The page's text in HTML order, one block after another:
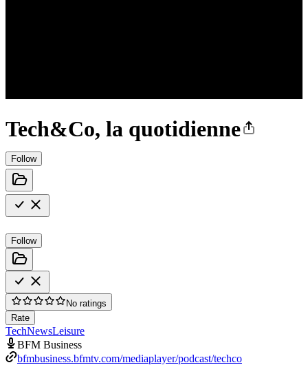
Tech&Co, la quotidienne
Follow
Follow
No ratings
Rate
TechNewsLeisure
BFM Business
bfmbusiness.bfmtv.com/mediaplayer/podcast/techco